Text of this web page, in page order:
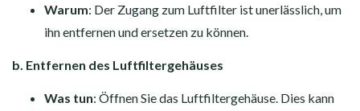
Warum: Der Zugang zum Luftfilter ist unerlässlich, um
ihn entfernen und ersetzen zu können.
b. Entfernen des Luftfiltergehäuses
Was tun: Öffnen Sie das Luftfiltergehäuse. Dies kann